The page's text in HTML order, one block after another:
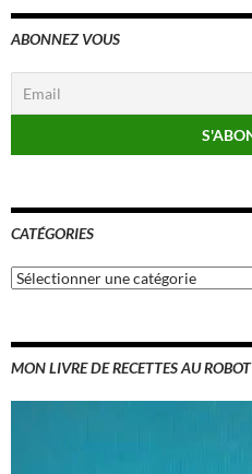
ABONNEZ VOUS
CATÉGORIES
Catégories
MON LIVRE DE RECETTES AU ROBOT